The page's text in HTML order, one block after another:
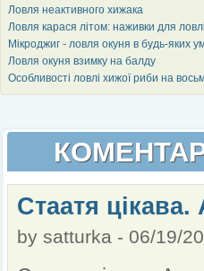
Ловля неактивного хижака
Ловля карася літом: наживки для
Мікроджиг - ловля окуня в будь-яких
Ловля окуня взимку на балду
Особливості ловлі хижої риби на
Стаатя
by satturka - 06/19/